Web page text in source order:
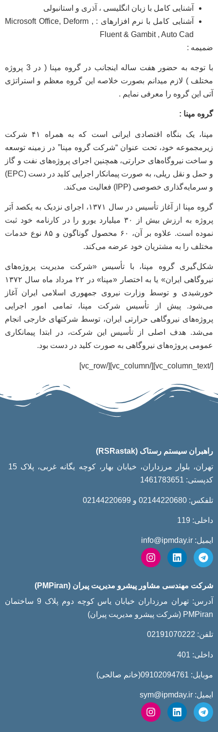
آشنایی کامل با زبان انگلیسی ، آذری و استانبولی
آشنایی کامل با نرم افزارهای : Microsoft Office, Deform ,
Fluent & Gambit , Auto Cad
ضمیمه :
با توجه به حضور هفت ساله اینجانب در گروه مپنا ( در 3 پروژه
مختلف ) لازم میدانم بصورت خلاصه این گروه معظم و استراتژی
آتی این گروه را معرفی نمایم .
گروه مپنا :
مپنا، یک بنگاه اقتصادی ایرانی است که به همراه ۴۱ شرکت
زیرمجموعه خود، تحت عنوان “شرکت گروه مپنا” در زمینه توسعه
و ساخت نیروگاه‌های حرارتی، همچنین اجرای پروژه‌هاى نفت و گاز
و حمل و نقل ریلى، به صورت پیمانکار اجرایی کلید در دست (EPC)
و سرمایه‌گذاری خصوصی (IPP) فعالیت می‌کند.
گروه مپنا از آغاز تأسیس در سال ۱۳۷۱، اجرای نزدیک به یکصد اَبَر
پروژه به ارزش بیش از ۳۰ میلیارد یورو را در کارنامه خود ثبت
نموده است. علاوه بر آن، ۶۰ محصول گوناگون و ۸۵ نوع خدمات
مختلف را به مشتریان خود عرضه می‌کند.
شکل‌گیری گروه مپنا، با تأسیس «شرکت مدیریت پروژه‌های
نیروگاهی ایران» یا به اختصار «مپنا» در ۲۲ مرداد ماه سال ۱۳۷۲
خورشیدی و توسط وزارت نیروی جمهوری اسلامی ایران آغاز
می‌شود. پیش از تأسیس شرکت مپنا، تمامی امور اجرایی
پروژه‌های نیروگاهی حرارتی ایران، توسط شرکتهای خارجی انجام
می‌شد. هدف اصلی از تأسیس این شرکت، در ابتدا پیمانکاری
عمومی پروژه‌های نیروگاهی به صورت کلید در دست بود.
[/vc_column_text][/vc_column][/vc_row]
راهبران سیستم رستاک (RSRastak)
کدپستی: 1461783651
تلفکس: 02144220680 و 02144220699
داخلی: 119
ایمیل: info@ipmday.ir
شرکت مهندسی مشاور پیشرو مدیریت پیران (PMPiran)
آدرس: تهران مرزداران خیابان یاس کوچه دوم پلاک 9 ساختمان
PMPiran (شرکت پیشرو مدیریت پیران)
تلفن: 02191070222
داخلی: 401
موبایل: 09102094761(خانم صالحی)
ایمیل: sym@ipmday.ir